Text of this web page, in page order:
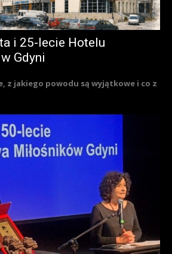
i 25-lecie Hotelu
Gdyni
z jakiego powodu są wyjątkowe i co z